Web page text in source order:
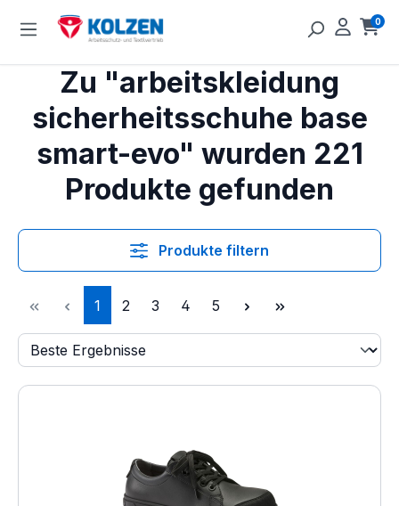
Zum Hauptinhalt springen 0
Zu "arbeitskleidung
sicherheitsschuhe base
smart-evo" wurden 221
Produkte gefunden
Produkte filtern
Seite
1 Seite
2 Seite
3 Seite
4 Seite
5